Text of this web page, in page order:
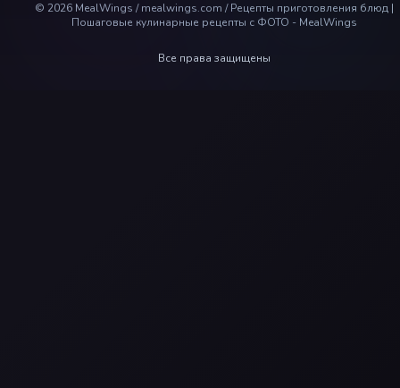
© 2026 MealWings / mealwings.com /Рецепты приготовления блюд |
Пошаговые кулинарные рецепты с ФОТО - MealWings
Все права защищены